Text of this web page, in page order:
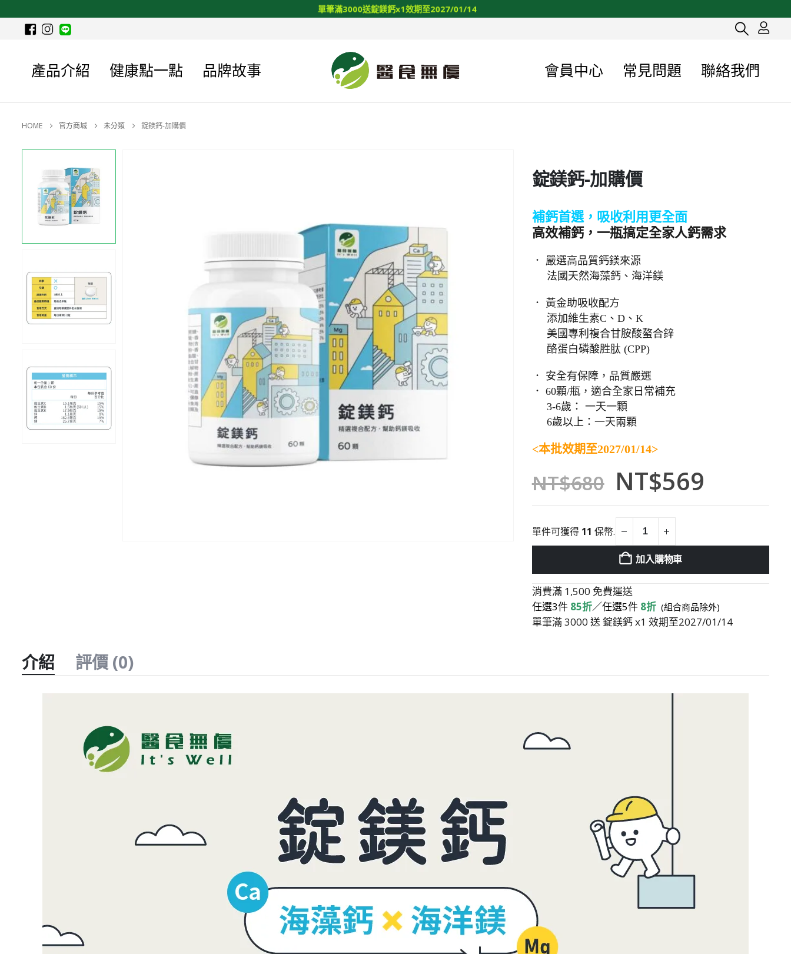
單筆滿3000送錠鎂鈣x1效期至2027/01/14
產品介紹 健康點一點 品牌故事 會員中心 常見問題 聯絡我們
HOME 官方商城 未分類 錠鎂鈣-加購價
錠鎂鈣-加購價
補鈣首選，吸收利用更全面
高效補鈣，一瓶搞定全家人鈣需求
． 嚴選高品質鈣鎂來源
法國天然海藻鈣、海洋鎂
． 黃金助吸收配方
添加維生素C、D、K
美國專利複合甘胺酸螯合鋅
酪蛋白磷酸胜肽 (CPP)
． 安全有保障，品質嚴選
． 60顆/瓶，適合全家日常補充
3-6歲： 一天一顆
6歲以上：一天兩顆
<本批效期至2027/01/14>
NT$680 原
始
價
格：
NT$680。
NT$569
前
格：
單件可獲得 11 保幣.
加入購物車
消費滿 1,500 免費運送
任選3件 85折／任選5件 8折 (組合商品除外)
單筆滿 3000 送 錠鎂鈣 x1 效期至2027/01/14
介紹 評價 (0)